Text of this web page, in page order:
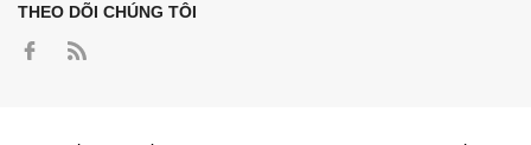
THEO DÕI CHÚNG TÔI